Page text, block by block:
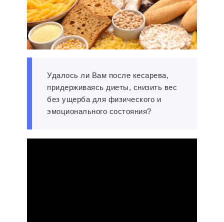
Удалось ли Вам после кесарева,
придерживаясь диеты, снизить вес
без ущерба для физического и
эмоционального состояния?